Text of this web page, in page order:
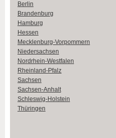
Berlin
Brandenburg
Hamburg
Hessen
Mecklenburg-Vorpommern
Niedersachsen
Nordrhein-Westfalen
Rheinland-Pfalz
Sachsen
Sachsen-Anhalt
Schleswig-Holstein
Thüringen